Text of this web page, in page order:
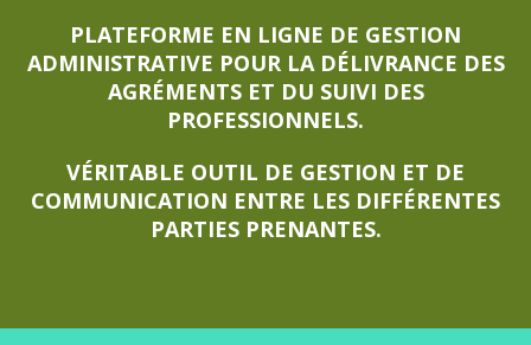
PLATEFORME EN LIGNE DE GESTION
ADMINISTRATIVE POUR LA DÉLIVRANCE DES
AGRÉMENTS ET DU SUIVI DES
PROFESSIONNELS.
VÉRITABLE OUTIL DE GESTION ET DE
COMMUNICATION ENTRE LES DIFFÉRENTES
PARTIES PRENANTES.